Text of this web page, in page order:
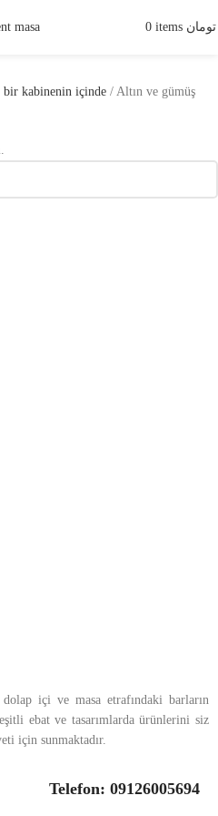
0 items تومان
bir kabinenin içinde
Altın ve gümüş
içi ve masa etrafındaki barların
ebat ve tasarımlarda ürünlerini siz
için sunmaktadır.
Telefon: 09126005694